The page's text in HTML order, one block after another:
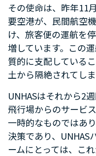
その使命は、昨年11
要空港が、民間航空
け、旅客便の運航を
増しています。この
質的に支配している
土から隔絶されてしま
UNHASはそれから2
飛行場からのサービ
一時的なものではあ
決策であり、UNHAS
ームにとっては、こ